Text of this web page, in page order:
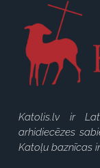
Katolis.lv ir
arhidiecēzes
Katoļu baznīcas